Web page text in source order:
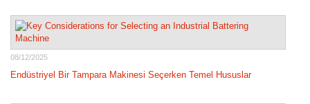
08/12/2025
Endüstriyel Bir Tampara Makinesi Seçerken Temel Hususlar